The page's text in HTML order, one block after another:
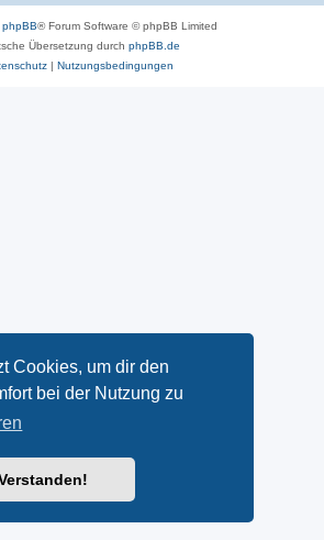
Cookies, um dir den
bei der Nutzung zu
phpBB® Forum Software © phpBB Limited
Übersetzung durch phpBB.de
| Nutzungsbedingungen